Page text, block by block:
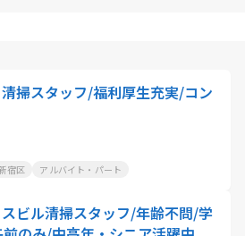
清掃スタッフ/福利厚生充実/コン
宿区 アルバイト・パート
ビル清掃スタッフ/年齢不問/学